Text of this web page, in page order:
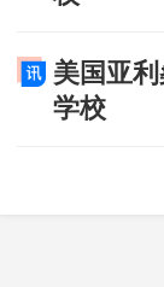
美国亚
学校